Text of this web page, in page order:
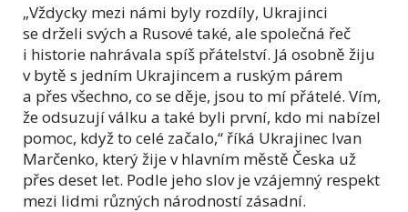
„Vždycky mezi námi byly rozdíly, Ukrajinci
se drželi svých a Rusové také, ale společná řeč
i historie nahrávala spíš přátelství. Já osobně žiju
v bytě s jedním Ukrajincem a ruským párem
a přes všechno, co se děje, jsou to mí přátelé. Vím,
že odsuzují válku a také byli první, kdo mi nabízel
pomoc, když to celé začalo,“ říká Ukrajinec Ivan
Marčenko, který žije v hlavním městě Česka už
přes deset let. Podle jeho slov je vzájemný respekt
mezi lidmi různých národností zásadní.